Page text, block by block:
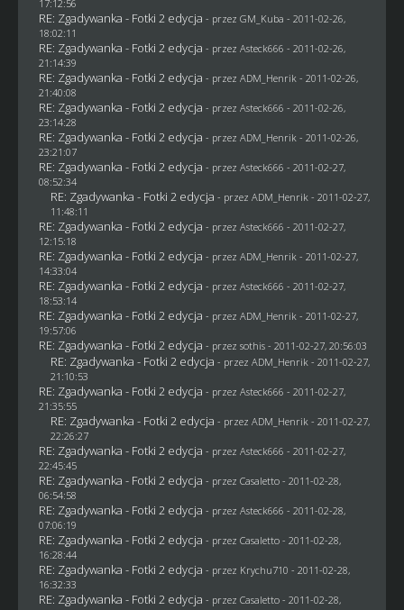
17:12:56
RE: Zgadywanka - Fotki 2 edycja - przez GM_Kuba - 2011-02-26,
18:02:11
RE: Zgadywanka - Fotki 2 edycja - przez Asteck666 - 2011-02-26,
21:14:39
RE: Zgadywanka - Fotki 2 edycja - przez ADM_Henrik- 2011-02-26,
21:40:08
RE: Zgadywanka - Fotki 2 edycja - przez Asteck666 - 2011-02-26,
23:14:28
RE: Zgadywanka - Fotki 2 edycja - przez ADM_Henrik- 2011-02-26,
23:21:07
RE: Zgadywanka - Fotki 2 edycja - przez Asteck666 - 2011-02-27,
08:52:34
RE: Zgadywanka - Fotki 2 edycja - przez ADM_Henrik- 2011-02-27,
11:48:11
RE: Zgadywanka - Fotki 2 edycja - przez Asteck666 - 2011-02-27,
12:15:18
RE: Zgadywanka - Fotki 2 edycja - przez ADM_Henrik- 2011-02-27,
14:33:04
RE: Zgadywanka - Fotki 2 edycja - przez Asteck666 - 2011-02-27,
18:53:14
RE: Zgadywanka - Fotki 2 edycja - przez ADM_Henrik- 2011-02-27,
19:57:06
RE: Zgadywanka - Fotki 2 edycja - przez sothis- 2011-02-27, 20:56:03
RE: Zgadywanka - Fotki 2 edycja - przez ADM_Henrik- 2011-02-27,
21:10:53
RE: Zgadywanka - Fotki 2 edycja - przez Asteck666 - 2011-02-27,
21:35:55
RE: Zgadywanka - Fotki 2 edycja - przez ADM_Henrik- 2011-02-27,
22:26:27
RE: Zgadywanka - Fotki 2 edycja - przez Asteck666 - 2011-02-27,
22:45:45
RE: Zgadywanka - Fotki 2 edycja - przez Casaletto- 2011-02-28,
06:54:58
RE: Zgadywanka - Fotki 2 edycja - przez Asteck666 - 2011-02-28,
07:06:19
RE: Zgadywanka - Fotki 2 edycja - przez Casaletto- 2011-02-28,
16:28:44
RE: Zgadywanka - Fotki 2 edycja - przez Krychu710 - 2011-02-28,
16:32:33
RE: Zgadywanka - Fotki 2 edycja - przez Casaletto- 2011-02-28,